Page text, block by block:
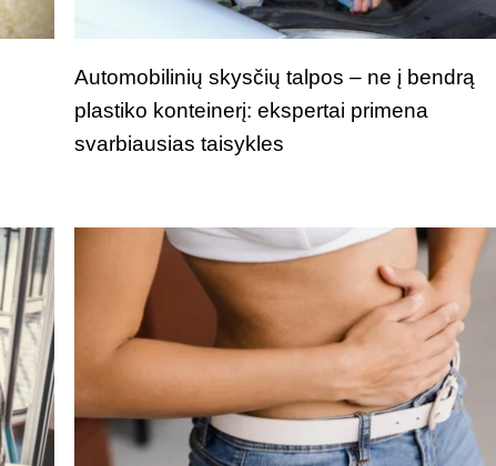
Automobilinių skysčių talpos – ne į bendrą
plastiko konteinerį: ekspertai primena
svarbiausias taisykles